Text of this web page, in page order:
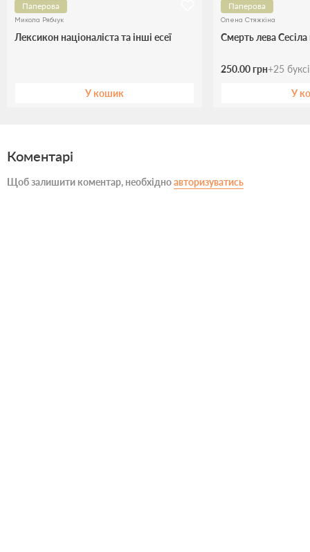
Паперова
Микола Рябчук
Лексикон націоналіста та інші есеї
У кошик
Паперова
Олена Стяжкіна
Смерть лева
250.00 грн+25
У
Коментарі
Щоб залишити коментар, необхідноавторизуватись